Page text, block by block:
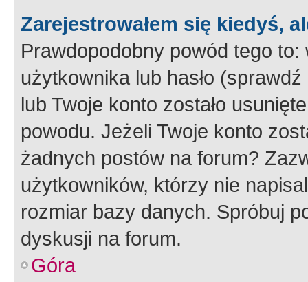
Zarejestrowałem się kiedyś,
Prawdopodobny powód tego to:
użytkownika lub hasło
lub Twoje konto zostało
powodu. Jeżeli Twoje konto
żadnych postów na forum?
użytkowników, którzy nie
rozmiar bazy danych. Spróbuj
dyskusji na forum.
Góra